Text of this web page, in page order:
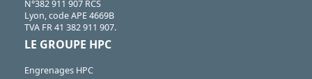
N°382 911 907 RCS
Lyon, code APE 4669B
TVA FR 41 382 911 907.
LE GROUPE HPC
Engrenages HPC